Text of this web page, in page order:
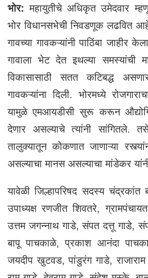
भोर:महायुतीचे अधिकृत उमेदवार
भोर विधानसभेची निवडणूक लढवित
गावच्या गावकऱ्यांनी पाठिंबा जाहीर
गावाला भेट देत इथल्या समस्यांची
विकासासाठी सतत कटिबद्ध
गावकऱ्यांना दिली. भोरमध्ये
यामुळे एमआयडीसी सुरू करून
देणार असल्याचे त्यांनी सांगितले.
तालुक्यातून कोकणात जाणाऱ्या
असल्याचा मानस असल्याचा मांडेकर
यावेळी जिल्हापरिषद सदस्य चंद्रकांत
उपाध्यक्ष रणजीत शिवतरे,
उत्तम जगन्नाथ गाडे, संपत दत्तू गाडे,
बापू पाचकाळे, प्रकाश आनंदा
जयदीप खुटवड, पांडुरंग गाडे,